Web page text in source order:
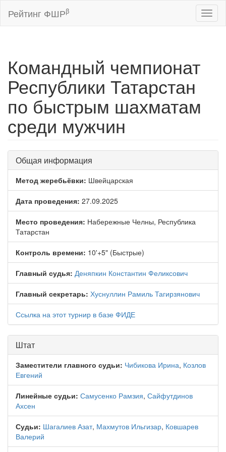
Рейтинг ФШРβ
Командный чемпионат
Республики Татарстан
по быстрым шахматам
среди мужчин
Общая информация
Метод жеребьёвки: Швейцарская
Дата проведения: 27.09.2025
Место проведения: Набережные Челны, Республика
Татарстан
Контроль времени: 10'+5" (Быстрые)
Главный судья: Деняпкин Константин Феликсович
Главный секретарь: Хуснуллин Рамиль Тагирзянович
Ссылка на этот турнир в базе ФИДЕ
Штат
Заместители главного судьи: Чибикова Ирина, Козлов
Евгений
Линейные судьи: Самусенко Рамзия, Сайфутдинов
Ахсен
Судьи: Шагалиев Азат, Махмутов Ильгизар, Ковшарев
Валерий